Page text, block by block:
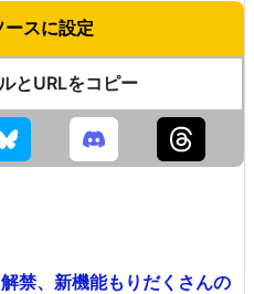
ースに設定
とURLをコピー
禁、新機能もりだくさんの